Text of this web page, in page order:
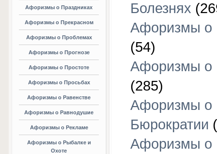
Афоризмы о Праздниках
Афоризмы о Прекрасном
Афоризмы о Проблемах
Афоризмы о Прогнозе
Афоризмы о Простоте
Афоризмы о Просьбах
Афоризмы о Равенстве
Афоризмы о Равнодушие
Афоризмы о Рекламе
Афоризмы о Рыбалке и
Охоте
Болезнях
Афоризмы о
(54)
Афоризмы о
(285)
Афоризмы о
Бюрократии
Афоризмы о